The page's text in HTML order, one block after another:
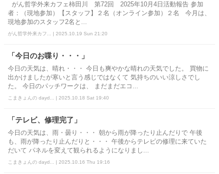
がん哲学外来カフェ柿田川 第72回 2025年10月4日活動報告 参加
者：（現地参加）【スタッフ】２名（オンライン参加）２名 今月は、
現地参加のスタッフ2名と...
がん哲学外来カフ... | 2025.10.19 Sun 21:20
「今日のお喋り・・・」
今日の天気は、晴れ・・・ 今日も爽やかな晴れの天気でした。 買物に
出かけましたが寒いと言う感じではなくて 気持ちのいい涼しさでし
た。 今日のパッチワークは、 まだまだエコ...
こまきょんの dayd... | 2025.10.18 Sat 19:40
「テレビ、修理完了」
今日の天気は、雨・曇り・・・ 朝から雨が降ったり止んだりで 午後
も、雨が降ったり止んだりと・・・ 午後からテレビの修理に来ていた
だいて パネルを変えて観られるようになりまし...
こまきょんの dayd... | 2025.10.16 Thu 19:16